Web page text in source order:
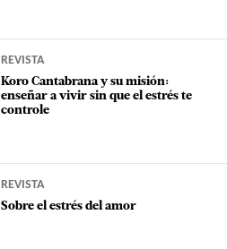
REVISTA
Koro Cantabrana y su misión:
enseñar a vivir sin que el estrés te
controle
REVISTA
Sobre el estrés del amor